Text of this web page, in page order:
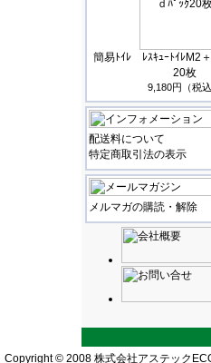
簡易ﾄｲﾚ ﾚｽｷｭｰﾄｲﾚM2
20枚
9,180円（税込
配送料について
特定商取引法の表示
メルマガの購読・解除
Copyright © 2008 株式会社アステック